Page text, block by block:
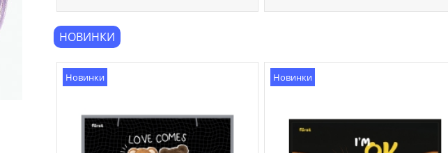
НОВИНКИ
Новинки Новинки